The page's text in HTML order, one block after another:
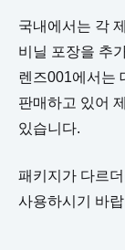
국내에서는 각
비닐 포장을 추
렌즈001에서는
판매하고 있어
있습니다.
패키지가 다르
사용하시기 바